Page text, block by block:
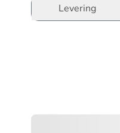
Levering